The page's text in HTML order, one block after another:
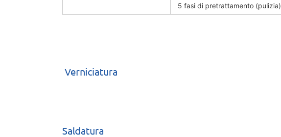
5 fasi di pretrattamento (pulizia)
Verniciatura
Saldatura